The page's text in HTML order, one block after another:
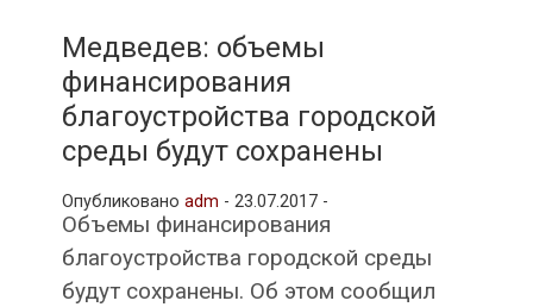
и
Медведев: объемы
финансирования
благоустройства городской
среды будут сохранены
Опубликовано adm - 23.07.2017 -
Объемы финансирования
благоустройства городской среды
будут сохранены. Об этом сообщил